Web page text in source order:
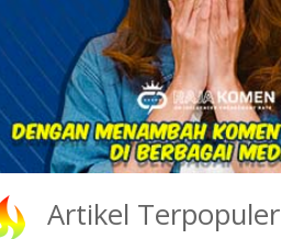
Artikel Terpopuler